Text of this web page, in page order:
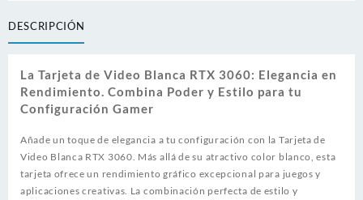
DESCRIPCIÓN
La Tarjeta de Video Blanca RTX 3060: Elegancia en
Rendimiento. Combina Poder y Estilo para tu
Configuración Gamer
Añade un toque de elegancia a tu configuración con la Tarjeta de
Video Blanca RTX 3060. Más allá de su atractivo color blanco, esta
tarjeta ofrece un rendimiento gráfico excepcional para juegos y
aplicaciones creativas. La combinación perfecta de estilo y